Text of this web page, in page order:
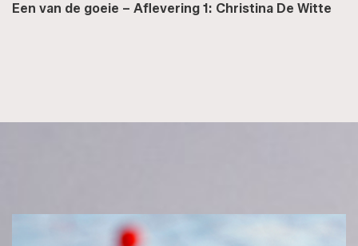
Een van de goeie – Aflevering 1: Christina De Witte